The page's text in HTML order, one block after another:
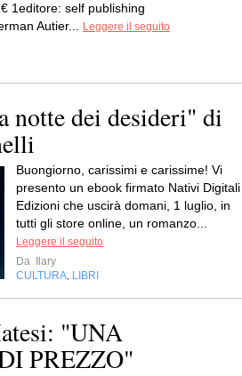
1editore: self publishing
Autier...
Leggere il seguito
notte dei desideri" di
Buongiorno, carissimi e carissime! Vi
presento un ebook firmato Nativi Digitali
Edizioni che uscirà domani, 1 luglio, in
tutti gli store online, un romanzo...
Leggere il seguito
Da
Ilary
CULTURA LIBRI
"UNA
PREZZO"